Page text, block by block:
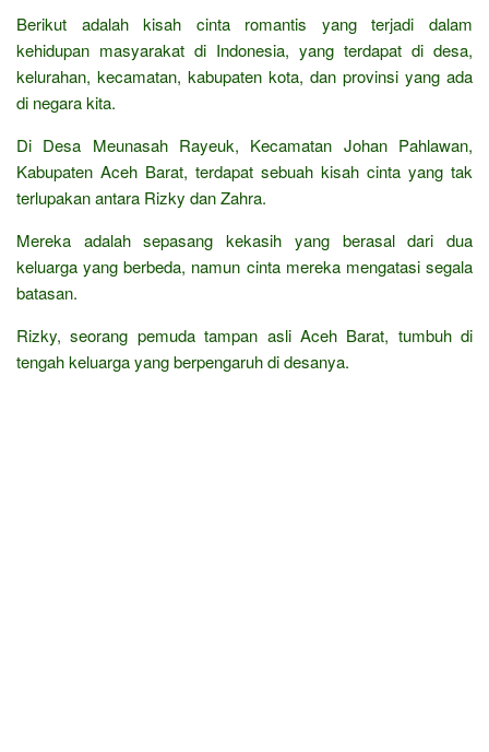
Berikut adalah kisah cinta romantis yang terjadi dalam
kehidupan masyarakat di Indonesia, yang terdapat di desa,
kelurahan, kecamatan, kabupaten kota, dan provinsi yang ada
di negara kita.
Di Desa Meunasah Rayeuk, Kecamatan Johan Pahlawan,
Kabupaten Aceh Barat, terdapat sebuah kisah cinta yang tak
terlupakan antara Rizky dan Zahra.
Mereka adalah sepasang kekasih yang berasal dari dua
keluarga yang berbeda, namun cinta mereka mengatasi segala
batasan.
Rizky, seorang pemuda tampan asli Aceh Barat, tumbuh di
tengah keluarga yang berpengaruh di desanya.